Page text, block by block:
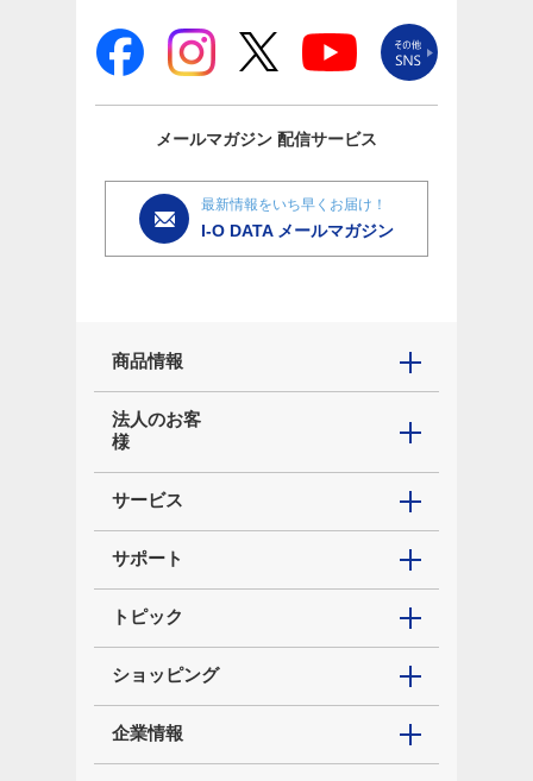
メールマガジン 配信サービス
最新情報をいち早くお届け！
I-O DATA メールマガジン
商品情報
法人のお客
様
サービス
サポート
トピック
ショッピング
企業情報